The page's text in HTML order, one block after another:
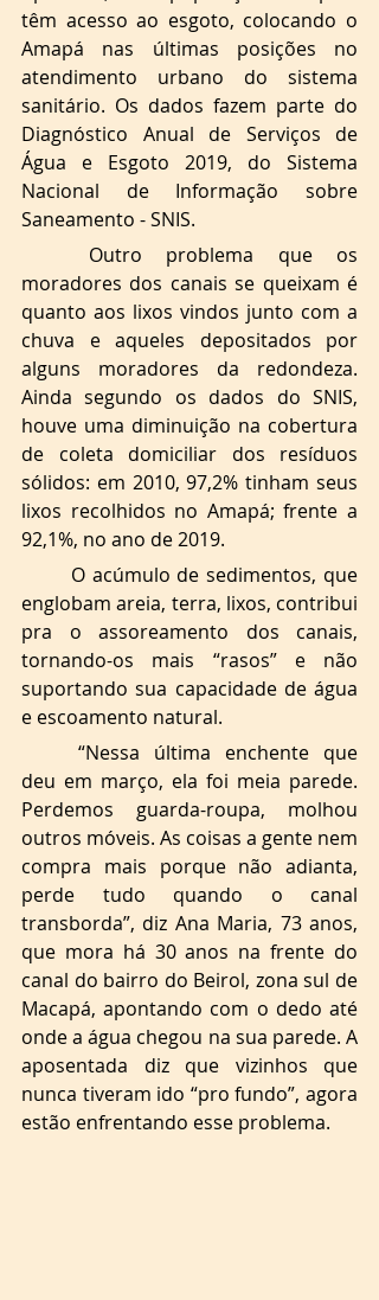
têm acesso ao esgoto, colocando o
Amapá nas últimas posições no
atendimento urbano do sistema
sanitário. Os dados fazem parte do
Diagnóstico Anual de Serviços de
Água e Esgoto 2019, do Sistema
Nacional de Informação sobre
Saneamento - SNIS.
Outro problema que os
moradores dos canais se queixam é
quanto aos lixos vindos junto com a
chuva e aqueles depositados por
alguns moradores da redondeza.
Ainda segundo os dados do SNIS,
houve uma diminuição na cobertura
de coleta domiciliar dos resíduos
sólidos: em 2010, 97,2% tinham seus
lixos recolhidos no Amapá; frente a
92,1%, no ano de 2019.
O acúmulo de sedimentos, que
englobam areia, terra, lixos, contribui
pra o assoreamento dos canais,
tornando-os mais “rasos” e não
suportando sua capacidade de água
e escoamento natural.
“Nessa última enchente que
deu em março, ela foi meia parede.
Perdemos guarda-roupa, molhou
outros móveis. As coisas a gente nem
compra mais porque não adianta,
perde tudo quando o canal
transborda”, diz Ana Maria, 73 anos,
que mora há 30 anos na frente do
canal do bairro do Beirol, zona sul de
Macapá, apontando com o dedo até
onde a água chegou na sua parede. A
aposentada diz que vizinhos que
nunca tiveram ido “pro fundo”, agora
estão enfrentando esse problema.